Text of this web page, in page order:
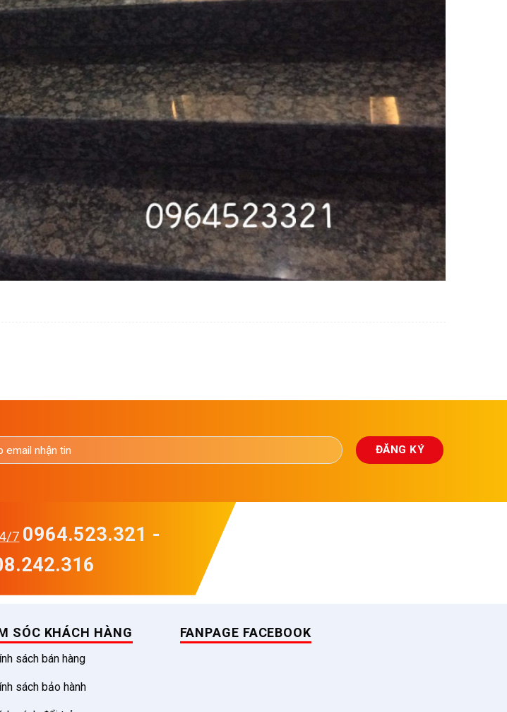
7 0964.523.321 -
SÓC KHÁCH HÀNG
sách bán hàng
sách bảo hành
FANPAGE FACEBOOK